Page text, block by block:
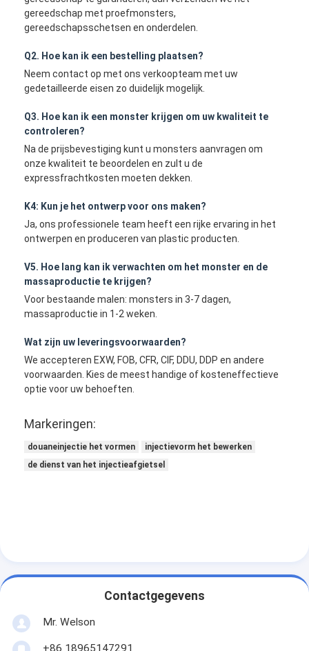
gereedschap met proefmonsters,
gereedschapsschetsen en onderdelen.
Q2. Hoe kan ik een bestelling plaatsen?
Neem contact op met ons verkoopteam met uw
gedetailleerde eisen zo duidelijk mogelijk.
Q3. Hoe kan ik een monster krijgen om uw kwaliteit te
controleren?
Na de prijsbevestiging kunt u monsters aanvragen om
onze kwaliteit te beoordelen en zult u de
expressfrachtkosten moeten dekken.
K4: Kun je het ontwerp voor ons maken?
Ja, ons professionele team heeft een rijke ervaring in het
ontwerpen en produceren van plastic producten.
V5. Hoe lang kan ik verwachten om het monster en de
massaproductie te krijgen?
Voor bestaande malen: monsters in 3-7 dagen,
massaproductie in 1-2 weken.
Wat zijn uw leveringsvoorwaarden?
We accepteren EXW, FOB, CFR, CIF, DDU, DDP en andere
voorwaarden. Kies de meest handige of kosteneffectieve
optie voor uw behoeften.
Markeringen:
douaneinjectie het vormen
injectievorm het bewerken
de dienst van het injectieafgietsel
Contactgegevens
Mr. Welson
+86 18965147291